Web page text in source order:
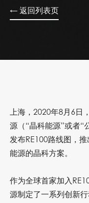
← 返回列表页
上海， 2020年8月6日
源（“晶科能源”或者“
发布RE100路线图，推
能源的晶科方案。
作为全球首家加入
源制定了一系列创新